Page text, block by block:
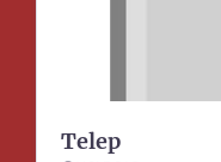
Telep